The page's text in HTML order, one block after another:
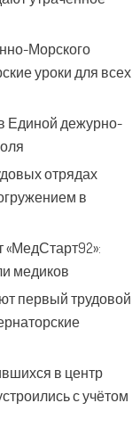
Морского
уроки для всех
Единой дежурно-
отрядах
в
«МедСтарт92»:
медиков
первый трудовой
в центр
с учётом